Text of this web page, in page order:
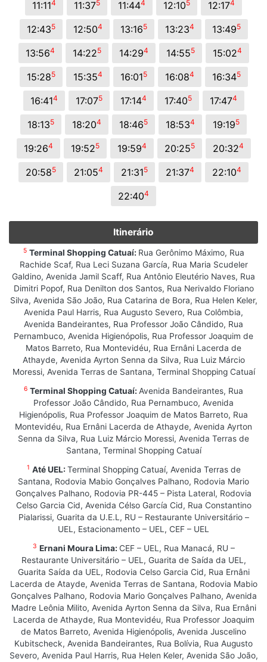
11:114 11:375 11:444 12:105 12:174
12:435 12:504 13:165 13:234 13:495
13:564 14:225 14:294 14:555 15:024
15:285 15:354 16:015 16:084 16:345
16:414 17:075 17:144 17:405 17:474
18:135 18:204 18:465 18:534 19:195
19:264 19:525 19:594 20:255 20:324
20:585 21:054 21:315 21:374 22:104
22:404
Itinerário
5 Terminal Shopping Catuaí: Rua Gerônimo Máximo, Rua
Rachide Scaf, Rua Leci Suzana García, Rua Maria Scudeler
Galdino, Avenida Jamil Scaff, Rua Antônio Eleutério Naves, Rua
Dimitri Popof, Rua Denilton dos Santos, Rua Nerivaldo Floriano
Silva, Avenida São João, Rua Catarina de Bora, Rua Helen Keler,
Avenida Paul Harris, Rua Augusto Severo, Rua Colômbia,
Avenida Bandeirantes, Rua Professor João Cândido, Rua
Pernambuco, Avenida Higienópolis, Rua Professor Joaquim de
Matos Barreto, Rua Montevidéu, Rua Ernâni Lacerda de
Athayde, Avenida Ayrton Senna da Silva, Rua Luiz Márcio
Moressi, Avenida Terras de Santana, Terminal Shopping Catuaí
6 Terminal Shopping Catuaí: Avenida Bandeirantes, Rua
Professor João Cândido, Rua Pernambuco, Avenida
Higienópolis, Rua Professor Joaquim de Matos Barreto, Rua
Montevidéu, Rua Ernâni Lacerda de Athayde, Avenida Ayrton
Senna da Silva, Rua Luiz Márcio Moressi, Avenida Terras de
Santana, Terminal Shopping Catuaí
1 Até UEL: Terminal Shopping Catuaí, Avenida Terras de
Santana, Rodovia Mabio Gonçalves Palhano, Rodovia Mario
Gonçalves Palhano, Rodovia PR-445 – Pista Lateral, Rodovia
Celso Garcia Cid, Avenida Célso García Cid, Rua Constantino
Pialarissi, Guarita da U.E.L, RU – Restaurante Universitário –
UEL, Estacionamento – UEL, CEF – UEL
3 Ernani Moura Lima: CEF – UEL, Rua Manacá, RU –
Restaurante Universitário – UEL, Guarita de Saída da UEL,
Guarita Saída da UEL, Rodovia Celso Garcia Cid, Rua Ernâni
Lacerda de Atayde, Avenida Terras de Santana, Rodovia Mabio
Gonçalves Palhano, Rodovia Mario Gonçalves Palhano, Avenida
Madre Leônia Milito, Avenida Ayrton Senna da Silva, Rua Ernâni
Lacerda de Athayde, Rua Montevidéu, Rua Professor Joaquim
de Matos Barreto, Avenida Higienópolis, Avenida Juscelino
Kubitscheck, Avenida Bandeirantes, Rua Bolívia, Rua Augusto
Severo, Avenida Paul Harris, Rua Helen Keler, Avenida São João,